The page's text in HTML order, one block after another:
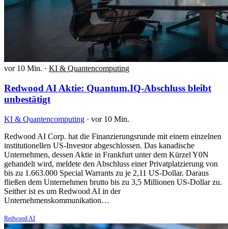
vor 10 Min. · KI & Quantencomputing
Redwood AI Aktie: Quantum.IQ-Abschluss bleibt
unbestätigt
KI & Quantencomputing · vor 10 Min.
Redwood AI Corp. hat die Finanzierungsrunde mit einem einzelnen
institutionellen US-Investor abgeschlossen. Das kanadische
Unternehmen, dessen Aktie in Frankfurt unter dem Kürzel Y0N
gehandelt wird, meldete den Abschluss einer Privatplatzierung von
bis zu 1.663.000 Special Warrants zu je 2,11 US-Dollar. Daraus
fließen dem Unternehmen brutto bis zu 3,5 Millionen US-Dollar zu.
Seither ist es um Redwood AI in der
Unternehmenskommunikation…
Redwood AI